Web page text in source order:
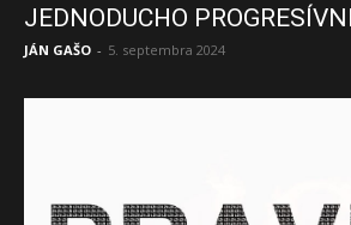
JEDNODUCHO
JÁN GAŠO - 5. septembra 2024